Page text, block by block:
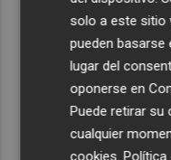
solo a este sitio
pueden basarse
lugar del
oponerse en
Puede retirar su
cualquier
cookies .Política